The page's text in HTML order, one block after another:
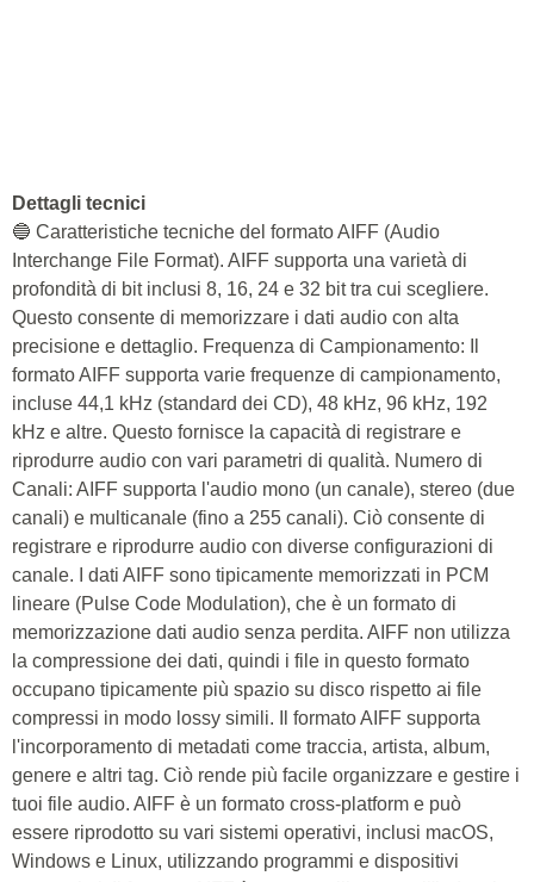
Dettagli tecnici
🔵 Caratteristiche tecniche del formato AIFF (Audio
Interchange File Format). AIFF supporta una varietà di
profondità di bit inclusi 8, 16, 24 e 32 bit tra cui scegliere.
Questo consente di memorizzare i dati audio con alta
precisione e dettaglio. Frequenza di Campionamento: Il
formato AIFF supporta varie frequenze di campionamento,
incluse 44,1 kHz (standard dei CD), 48 kHz, 96 kHz, 192
kHz e altre. Questo fornisce la capacità di registrare e
riprodurre audio con vari parametri di qualità. Numero di
Canali: AIFF supporta l'audio mono (un canale), stereo (due
canali) e multicanale (fino a 255 canali). Ciò consente di
registrare e riprodurre audio con diverse configurazioni di
canale. I dati AIFF sono tipicamente memorizzati in PCM
lineare (Pulse Code Modulation), che è un formato di
memorizzazione dati audio senza perdita. AIFF non utilizza
la compressione dei dati, quindi i file in questo formato
occupano tipicamente più spazio su disco rispetto ai file
compressi in modo lossy simili. Il formato AIFF supporta
l'incorporamento di metadati come traccia, artista, album,
genere e altri tag. Ciò rende più facile organizzare e gestire i
tuoi file audio. AIFF è un formato cross-platform e può
essere riprodotto su vari sistemi operativi, inclusi macOS,
Windows e Linux, utilizzando programmi e dispositivi